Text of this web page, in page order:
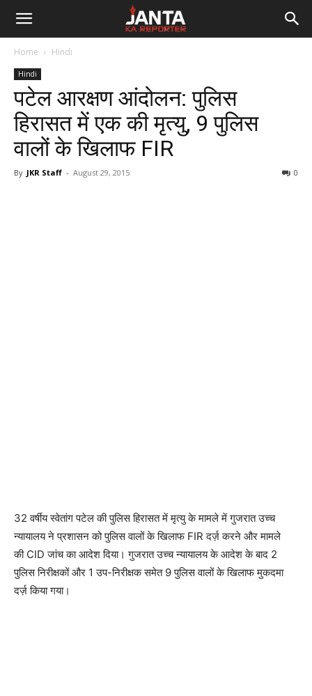
Janta
Reporter
Home Hindi
Hindi
पटेल आरक्षण आंदोलन: पुलिस
हिरासत में एक की मृत्यु, 9 पुलिस
वालों के खिलाफ FIR
By JKR Staff - August 29, 2015 0
32 वर्षीय स्वेतांग पटेल की पुलिस हिरासत में मृत्यु के मामले में गुजरात उच्च
न्यायालय ने प्रशासन को पुलिस वालों के खिलाफ FIR दर्ज़ करने और मामले
की CID जांच का आदेश दिया। गुजरात उच्च न्यायालय के आदेश के बाद 2
पुलिस निरीक्षकों और 1 उप-निरीक्षक समेत 9 पुलिस वालों के खिलाफ मुकदमा
दर्ज़ किया गया।